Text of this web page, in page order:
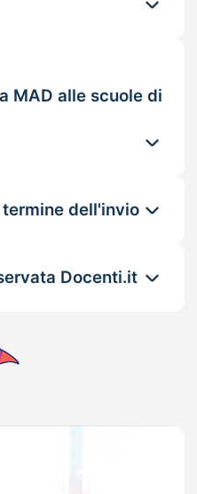
MAD alle scuole di
dell'invio
Docenti.it